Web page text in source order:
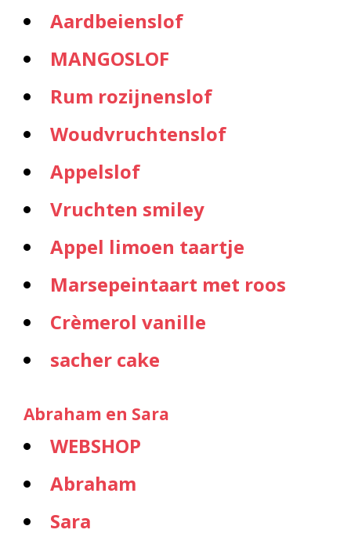
Aardbeienslof
MANGOSLOF
Rum rozijnenslof
Woudvruchtenslof
Appelslof
Vruchten smiley
Appel limoen taartje
Marsepeintaart met roos
Crèmerol vanille
sacher cake
Abraham en Sara
WEBSHOP
Abraham
Sara